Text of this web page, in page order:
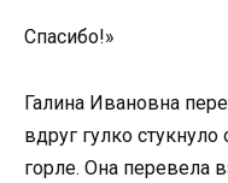
Спасибо!»
Галина Ивановна
вдруг гулко
горле. Она перевела